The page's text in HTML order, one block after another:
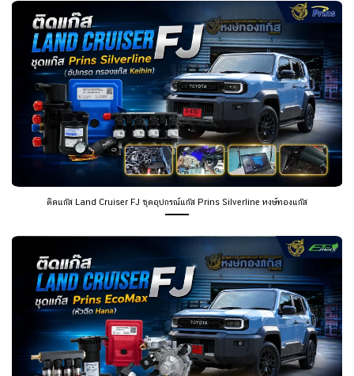
ติดแก๊ส Land Cruiser FJ ชุดอุปกรณ์แก๊ส Prins Silverline หงษ์ทองแก๊ส